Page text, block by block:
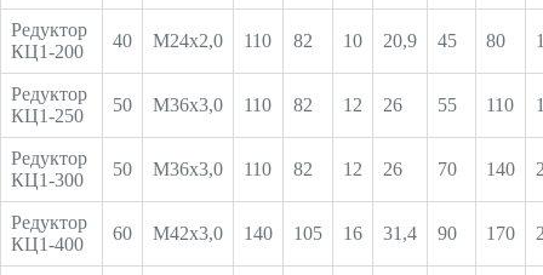
Редуктор
КЦ1-200
40 М24х2,0 110 82 10 20,9 45 80
Редуктор
КЦ1-250
50 М36х3,0 110 82 12 26 55 110
Редуктор
КЦ1-300
50 М36х3,0 110 82 12 26 70 140
Редуктор
КЦ1-400
60 М42х3,0 140 105 16 31,4 90 170